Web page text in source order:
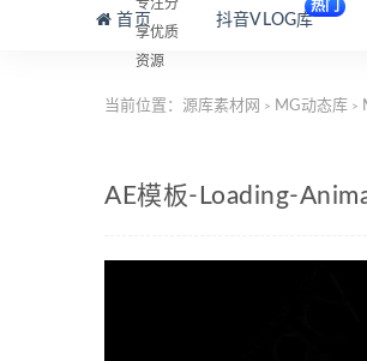
专注分
享优质
资源
首页 抖音VLOG库
热门
当前位置： 源库素材网 > MG动态库 >
AE模板-Loading-